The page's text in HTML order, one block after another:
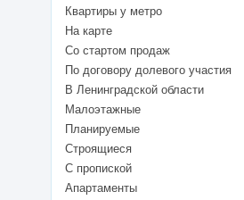
Квартиры у метро
На карте
Со стартом продаж
По договору долевого участия
В Ленинградской области
Малоэтажные
Планируемые
Строящиеся
С пропиской
Апартаменты